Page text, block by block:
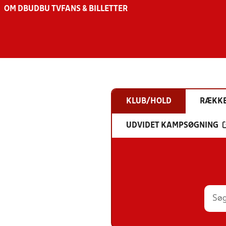
OM DBU DBU TV FANS & BILLETTER
KLUB/HOLD
UDVIDET KAMPSØGNING